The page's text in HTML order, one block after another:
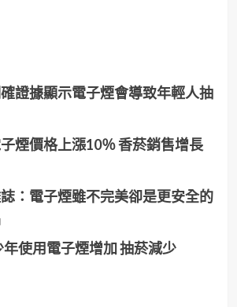
證據顯示電子煙會導致年輕人抽
煙價格上漲10％ 香菸銷售增長
誌：電子煙雖不完美卻是更安全的
使用電子煙增加 抽菸減少